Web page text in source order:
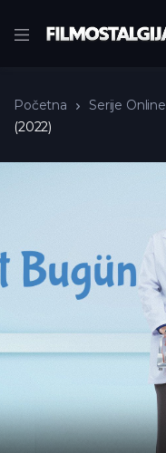
Početna Serije Online
(2022)